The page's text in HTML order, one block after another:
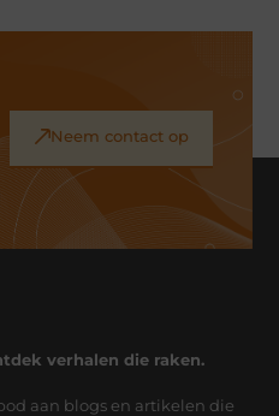
Neem contact op
verhalen die raken.
aan blogs en artikelen die